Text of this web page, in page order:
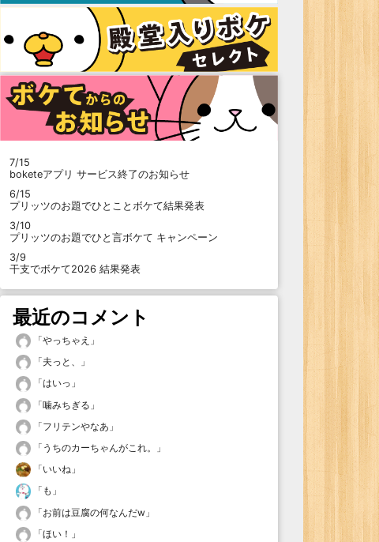
7/15
boketeアプリ サービス終了のお知らせ
6/15
プリッツのお題でひとことボケて結果発表
3/10
プリッツのお題でひと言ボケて キャンペーン
3/9
干支でボケて2026 結果発表
最近のコメント
「やっちゃえ 」
「夫っと、
」
「はいっ 」
「噛みちぎる 」
「フリテンやなあ 」
「 うちのカーちゃんがこれ。
」
「いいね 」
「 も 」
「お前は豆腐の何なんだw 」
「ほい！ 」